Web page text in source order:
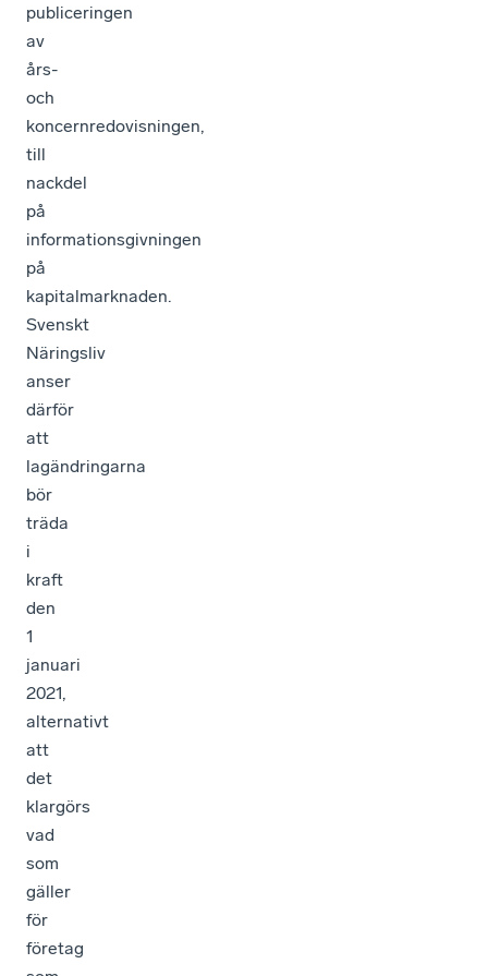
publiceringen
av
års-
och
koncernredovisningen,
till
nackdel
på
informationsgivningen
på
kapitalmarknaden.
Svenskt
Näringsliv
anser
därför
att
lagändringarna
bör
träda
i
kraft
den
1
januari
2021,
alternativt
att
det
klargörs
vad
som
gäller
för
företag